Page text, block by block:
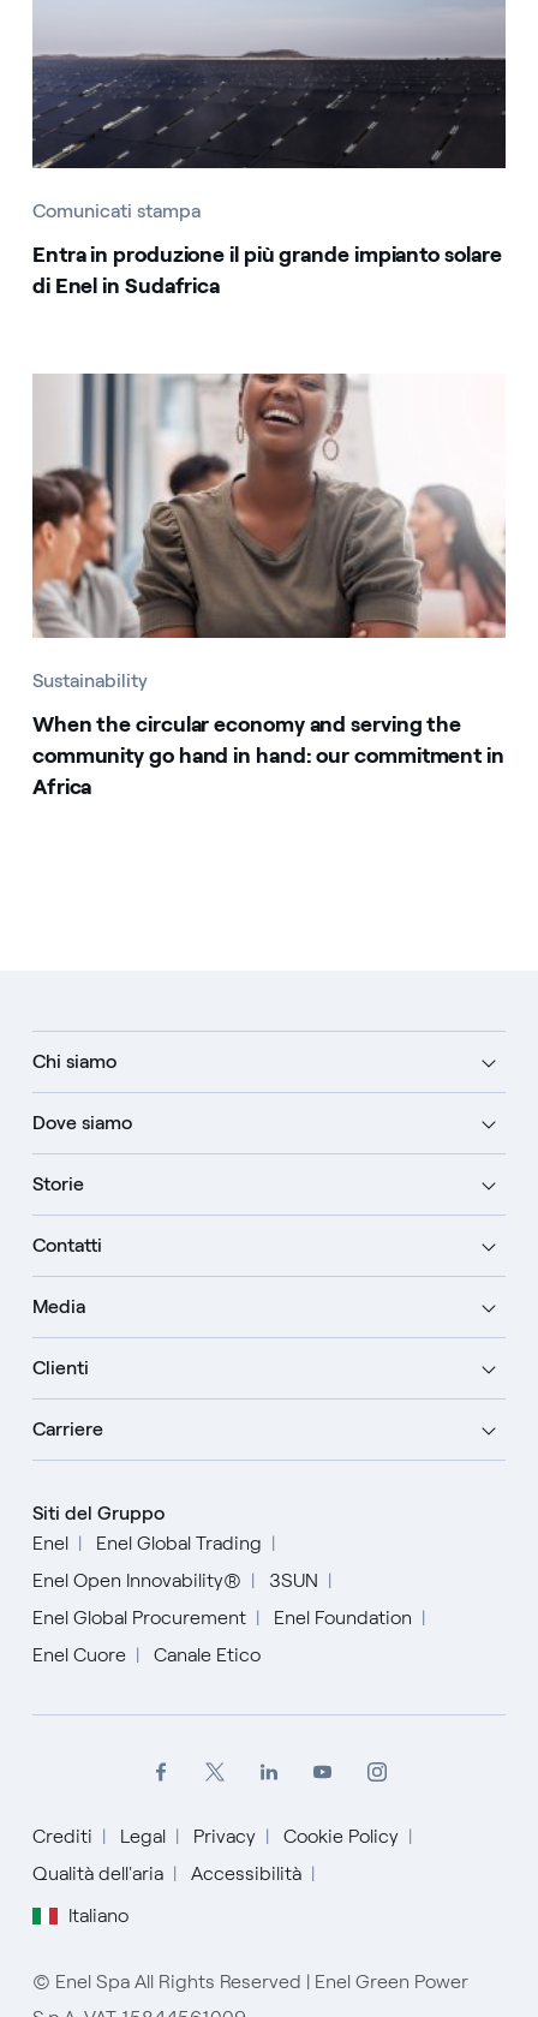
Comunicati stampa
Entra in produzione il più grande impianto solare
di Enel in Sudafrica
Sustainability
When the circular economy and serving the
community go hand in hand: our commitment in
Africa
Chi siamo
Dove siamo
Storie
Contatti
Media
Clienti
Carriere
Siti del Gruppo
Enel
Enel Global Trading
Enel Open Innovability®
3SUN
Enel Global Procurement
Enel Foundation
Enel Cuore
Canale Etico
Crediti Legal Privacy
Cookie Policy
Qualità dell'aria
Accessibilità
Italiano
© Enel Spa All Rights Reserved | Enel Green Power